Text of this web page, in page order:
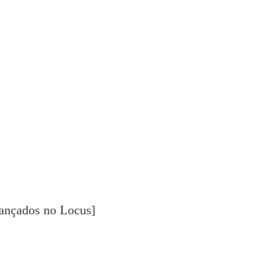
no Locus]